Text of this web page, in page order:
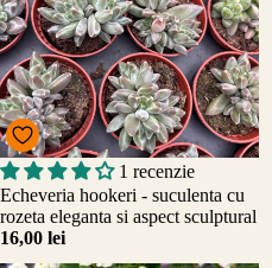
1 recenzie
Echeveria hookeri - suculenta cu
rozeta eleganta si aspect sculptural
16,00 lei